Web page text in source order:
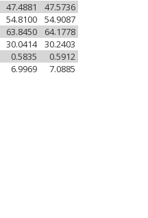
47.5736
47.4881
54.9087
54.8100
64.1778
63.8450
30.2403
30.0414
0.5912
0.5835
7.0885
6.9969